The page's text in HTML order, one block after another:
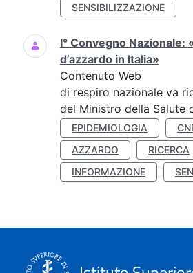
SENSIBILIZZAZIONE
I° Convegno Nazionale:
d’azzardo in Italia»
Contenuto Web
di respiro nazionale va
del Ministro della Salute
EPIDEMIOLOGIA
AZZARDO
RICERCA
INFORMAZIONE